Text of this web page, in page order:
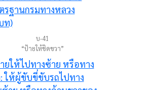
บ-41
“ป้ายให้ชิดขวา”